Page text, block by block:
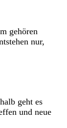
gehören
nur,
geht es
und neue